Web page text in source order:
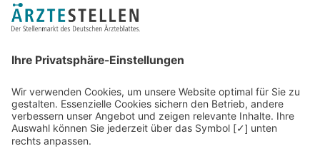
Recruiting-Podcast
Kontakt
Datenschutz
Newsletter